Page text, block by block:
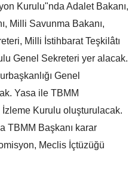
Kurulu"nda Adalet Bakanı,
Milli Savunma Bakanı,
Milli İstihbarat Teşkilâtı
Genel Sekreteri yer alacak.
Genel
Yasa ile TBMM
Kurulu oluşturulacak.
TBMM Başkanı karar
Meclis İçtüzüğü